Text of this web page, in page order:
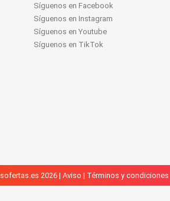
Síguenos en Facebook
Síguenos en Instagram
Síguenos en Youtube
Síguenos en TikTok
2026 | Aviso | Términos y condiciones